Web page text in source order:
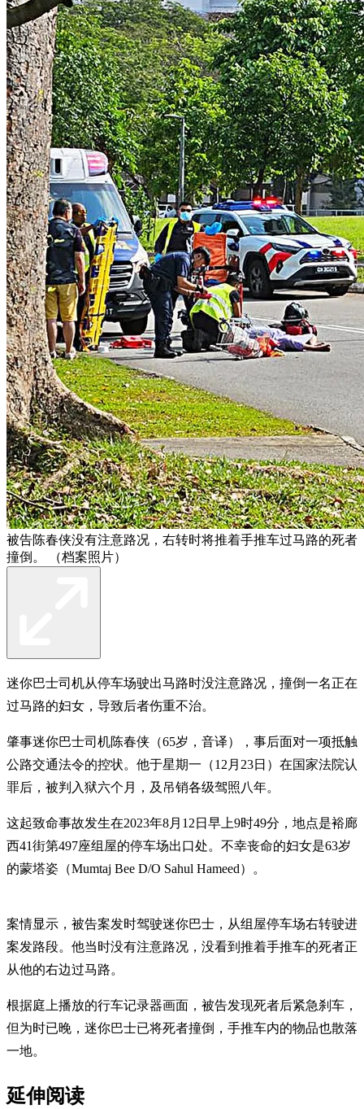
被告陈春侠没有注意路况，右转时将推着手推车过马路的死者
撞倒。 （档案照片）
迷你巴士司机从停车场驶出马路时没注意路况，撞倒一名正在
过马路的妇女，导致后者伤重不治。
肇事迷你巴士司机陈春侠（65岁，音译），事后面对一项抵触
公路交通法令的控状。他于星期一（12月23日）在国家法院认
罪后，被判入狱六个月，及吊销各级驾照八年。
这起致命事故发生在2023年8月12日早上9时49分，地点是裕廊
西41街第497座组屋的停车场出口处。不幸丧命的妇女是63岁
的蒙塔姿（Mumtaj Bee D/O Sahul Hameed）。
案情显示，被告案发时驾驶迷你巴士，从组屋停车场右转驶进
案发路段。他当时没有注意路况，没看到推着手推车的死者正
从他的右边过马路。
根据庭上播放的行车记录器画面，被告发现死者后紧急刹车，
但为时已晚，迷你巴士已将死者撞倒，手推车内的物品也散落
一地。
延伸阅读